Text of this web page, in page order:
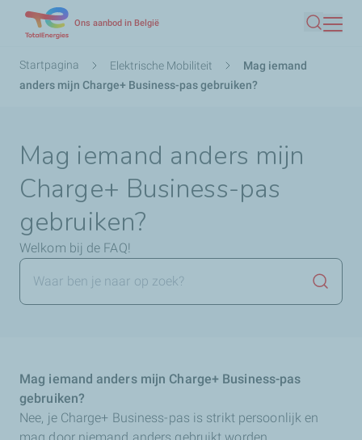
naar
de
Ons aanbod in België
Zoeken
Kruimelpad
Startpagina Elektrische Mobiliteit
Mag iemand
anders mijn Charge+ Business-pas gebruiken?
Mag iemand anders mijn
Charge+ Business-pas
gebruiken?
Welkom bij de FAQ!
Mag iemand anders mijn Charge+ Business-pas
gebruiken?
Nee, je Charge+ Business-pas is strikt persoonlijk en